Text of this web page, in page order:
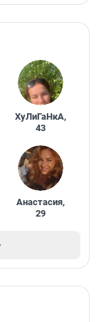
ХуЛиГаНкА,
43
Анастасия,
29